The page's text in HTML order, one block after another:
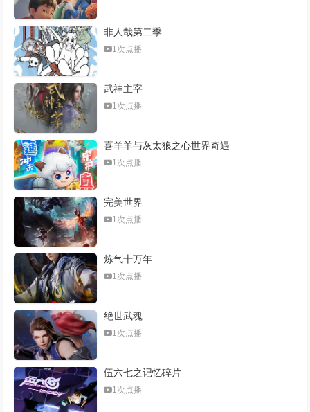
非人哉第二季
1次点播
武神主宰
1次点播
喜羊羊与灰太狼之心世界奇遇
1次点播
完美世界
1次点播
炼气十万年
1次点播
绝世武魂
1次点播
伍六七之记忆碎片
1次点播